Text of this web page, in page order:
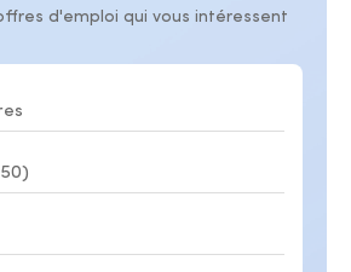
d'emploi qui vous intéressent